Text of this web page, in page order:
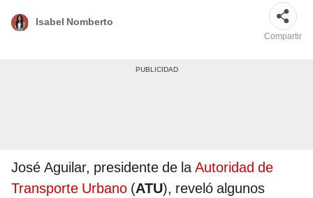
Isabel Nomberto
Compartir
José Aguilar, presidente de laAutoridad de
Transporte Urbano (ATU), reveló algunos